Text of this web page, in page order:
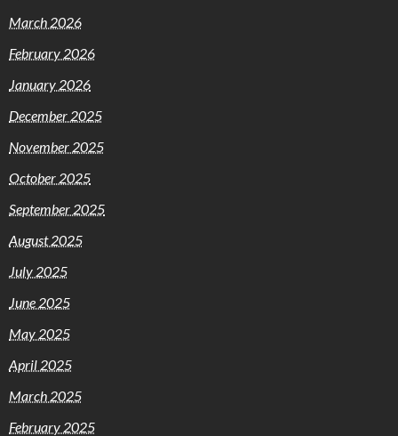
March 2026
February 2026
January 2026
December 2025
November 2025
October 2025
September 2025
August 2025
July 2025
June 2025
May 2025
April 2025
March 2025
February 2025